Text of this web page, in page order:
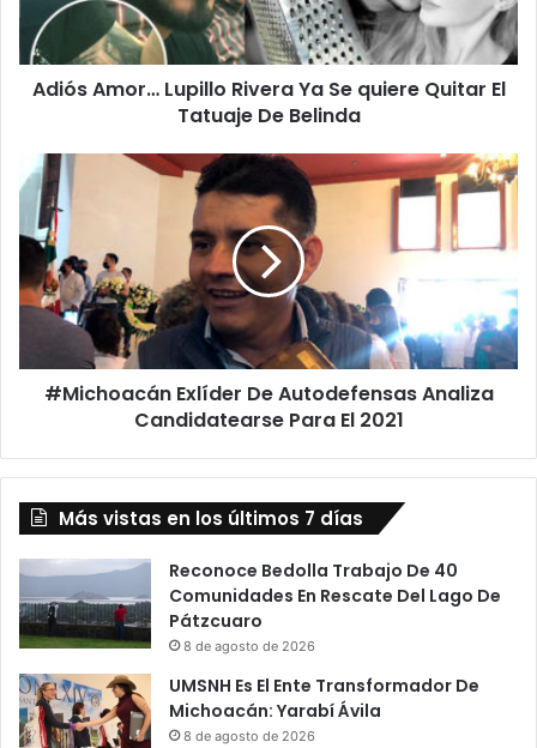
quiere
Quitar
El
Tatuaje
Adiós Amor… Lupillo Rivera Ya Se quiere Quitar El
Tatuaje De Belinda
#Michoacán
Exlíder
De
Autodefensas
Analiza
Candidatearse
Para
2021
#Michoacán Exlíder De Autodefensas Analiza
Candidatearse Para El 2021
Más vistas en los últimos 7 días
Reconoce Bedolla Trabajo De 40
Comunidades En Rescate Del Lago De
Pátzcuaro
8 de agosto de 2026
UMSNH Es El Ente Transformador De
Michoacán: Yarabí Ávila
8 de agosto de 2026